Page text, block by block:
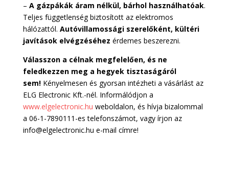
– A gázpákák áram nélkül, bárhol használhatóak.
Teljes függetlenség biztosított az elektromos
hálózattól. Autóvillamossági szerelőként, kültéri
javítások elvégzéséhez érdemes beszerezni.
Válasszon a célnak megfelelően, és ne
feledkezzen meg a hegyek tisztaságáról
sem!Kényelmesen és gyorsan intézheti a vásárlást az
ELG Electronic Kft.-nél. Informálódjon a
www.elgelectronic.hu weboldalon, és hívja bizalommal
a 06-1-7890111-es telefonszámot, vagy írjon az
info@elgelectronic.hu e-mail címre!